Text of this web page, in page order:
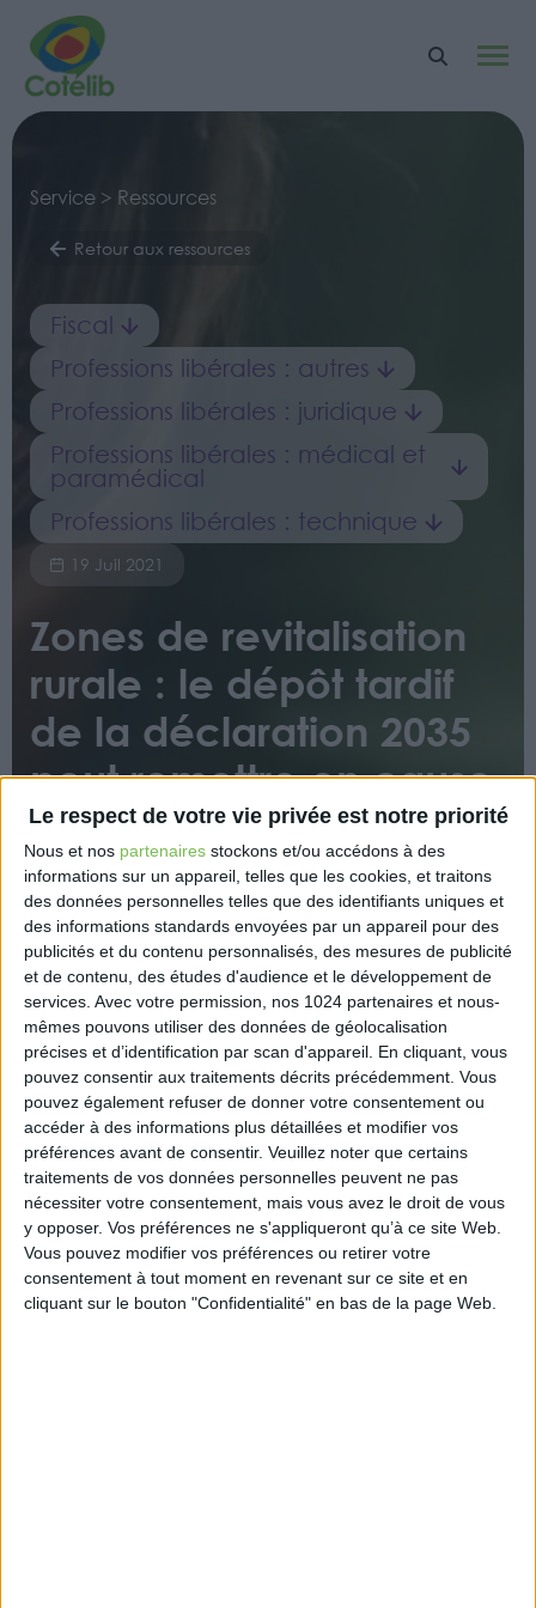
Le respect de votre vie privée est notre priorité
Nous et nos partenaires stockons et/ou accédons à des
informations sur un appareil, telles que les cookies, et traitons
des données personnelles telles que des identifiants uniques et
des informations standards envoyées par un appareil pour des
publicités et du contenu personnalisés, des mesures de publicité
et de contenu, des études d'audience et le développement de
services. Avec votre permission, nos 1024 partenaires et nous-
mêmes pouvons utiliser des données de géolocalisation
précises et d’identification par scan d'appareil. En cliquant, vous
pouvez consentir aux traitements décrits précédemment. Vous
pouvez également refuser de donner votre consentement ou
accéder à des informations plus détaillées et modifier vos
préférences avant de consentir. Veuillez noter que certains
traitements de vos données personnelles peuvent ne pas
nécessiter votre consentement, mais vous avez le droit de vous
y opposer. Vos préférences ne s'appliqueront qu’à ce site Web.
Vous pouvez modifier vos préférences ou retirer votre
consentement à tout moment en revenant sur ce site et en
cliquant sur le bouton "Confidentialité" en bas de la page Web.
Service > Ressources
Retour aux ressources
Fiscal
Professions libérales : autres
Professions libérales : juridique
Professions libérales : médical et
paramédical
Professions libérales : technique
19 Juil 2021
Zones de revitalisation
rurale : le dépôt tardif
de la déclaration 2035
peut remettre en cause
l’exonération
Dans une décision récente, la Cour administrative
d’appel de Nancy a jugé qu’un contribuable qui
dépose à plusieurs reprises ses déclarations de
résultats BNC peut se voir refuser l’application de
l’exonération de bénéfices en zone de revitalisation
rurale (ZRR).
https://business.lesechos.fr/entrepreneurs/juridique/
exoneration-en-zrr-quand-la-declaration-du-
professionnel-liberal-est-deposee-trop-tard-
344442.php